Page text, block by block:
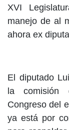
XVI
manejo de al
ahora ex
El diputado
la comisión
Congreso del
ya está por